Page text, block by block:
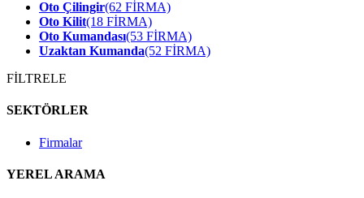
Oto Çilingir(62 FİRMA)
Oto Kilit(18 FİRMA)
Oto Kumandası(53 FİRMA)
Uzaktan Kumanda(52 FİRMA)
FİLTRELE
SEKTÖRLER
Firmalar
YEREL ARAMA